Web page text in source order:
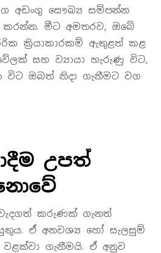
අඩංගු සෞඛ්‍ය සම්පන්න
මීට අමතරව, ඔබේ
ක්‍රියාකාරකම් ඇතුළත් කළ
සහ ව්‍යායා හැරුණු විට,
විට ඔබත් නිදා ගැනීමට වග
උපත්
කරුණක් ගැනත්
ඒ අනවශ්‍ය හෝ සැලසුම්
ගැනීමයි. ඒ අනුව